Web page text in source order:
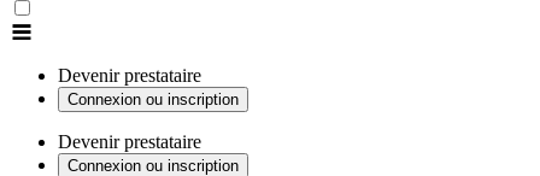
Devenir prestataire
Connexion ou inscription
Devenir prestataire
Connexion ou inscription